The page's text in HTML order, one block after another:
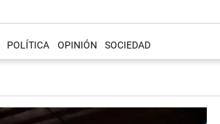
POLÍTICA OPINIÓN SOCIEDAD